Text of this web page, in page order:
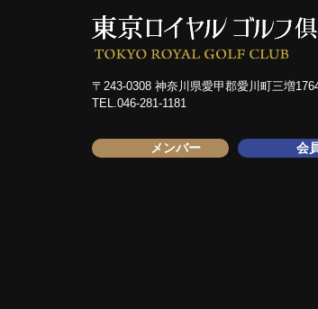
〒243-0308 神奈川県愛甲郡愛川町三増
TEL.046-281-1181
メンバー 会